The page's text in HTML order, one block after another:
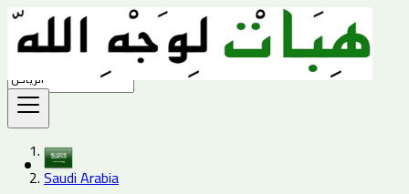
Find
Saudi Arabia